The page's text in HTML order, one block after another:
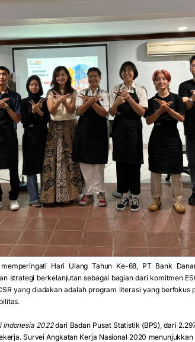
Hari Ulang Tahun Ke-68, PT Bank
strategi berkelanjutan sebagai bagian dari komitmen
yang diadakan adalah program literasi yang berfokus
2022dari Badan Pusat Statistik (BPS), dari
Survei Angkatan Kerja Nasional 2020